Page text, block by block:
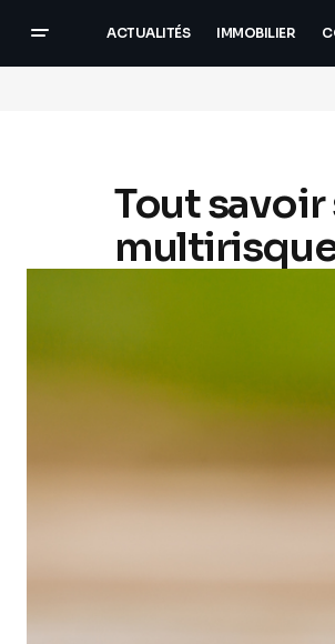
ACTUALITÉS IMMOBILIER
Tout savoir